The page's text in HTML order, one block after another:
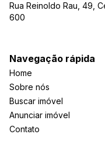
Rua Reinoldo Rau, 49,
600
Navegação rápida
Home
Sobre nós
Buscar imóvel
Anunciar imóvel
Contato